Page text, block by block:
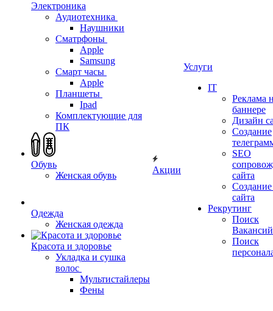
Электроника
Аудиотехника
Наушники
Сматрфоны
Apple
Samsung
Смарт часы
Apple
Планшеты
Ipad
Комплектующие для
ПК
Обувь
Женская обувь
Одежда
Женская одежда
Красота и здоровье
Укладка и сушка
волос
Мультистайлеры
Фены
Акции
Услуги
IT
Реклама
баннере
Дизайн
Создание
SEO
сайта
сайта
Рекрутинг
Поиск
Вакансий
Поиск